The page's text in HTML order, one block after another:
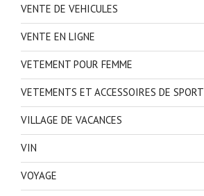
VENTE DE VEHICULES
VENTE EN LIGNE
VETEMENT POUR FEMME
VETEMENTS ET ACCESSOIRES DE SPORT
VILLAGE DE VACANCES
VIN
VOYAGE